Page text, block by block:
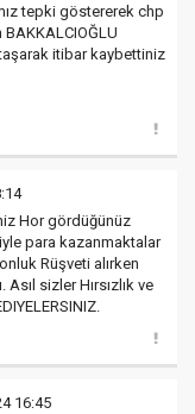
tepki göstererek chp
BAKKALCIOĞLU
itibar kaybettiniz
Hor gördüğünüz
para kazanmaktalar
Rüşveti alırken
sizler Hırsızlık ve
16:45